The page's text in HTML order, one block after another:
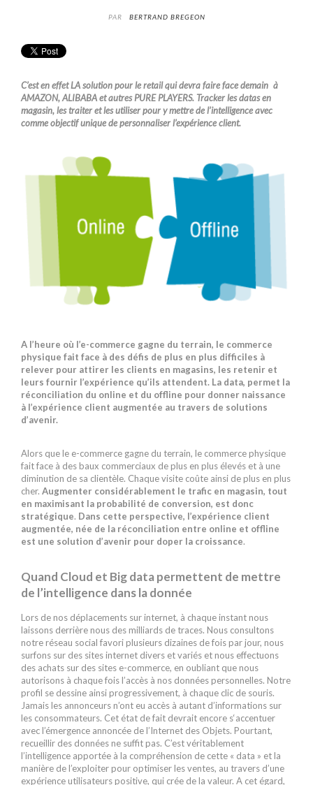
PAR BERTRAND BREGEON
C’est en effet LA solution pour le retail qui devra faire face demain à
AMAZON, ALIBABA et autres PURE PLAYERS. Tracker les datas en
magasin, les traiter et les utiliser pour y mettre de l’intelligence avec
comme objectif unique de personnaliser l’expérience client.
A l’heure où l’e-commerce gagne du terrain, le commerce
physique fait face à des défis de plus en plus difficiles à
relever pour attirer les clients en magasins, les retenir et
leurs fournir l’expérience qu’ils attendent. La data, permet la
réconciliation du online et du offline pour donner naissance
à l’expérience client augmentée au travers de solutions
d’avenir.
Alors que le e-commerce gagne du terrain, le commerce physique
fait face à des baux commerciaux de plus en plus élevés et à une
diminution de sa clientèle. Chaque visite coûte ainsi de plus en plus
cher. Augmenter considérablement le trafic en magasin, tout
en maximisant la probabilité de conversion, est donc
stratégique. Dans cette perspective, l’expérience client
augmentée, née de la réconciliation entre online et offline
est une solution d’avenir pour doper la croissance.
Quand Cloud et Big data permettent de mettre
de l’intelligence dans la donnée
Lors de nos déplacements sur internet, à chaque instant nous
laissons derrière nous des milliards de traces. Nous consultons
notre réseau social favori plusieurs dizaines de fois par jour, nous
surfons sur des sites internet divers et variés et nous effectuons
des achats sur des sites e-commerce, en oubliant que nous
autorisons à chaque fois l’accès à nos données personnelles. Notre
profil se dessine ainsi progressivement, à chaque clic de souris.
Jamais les annonceurs n’ont eu accès à autant d’informations sur
les consommateurs. Cet état de fait devrait encore s‘accentuer
avec l’émergence annoncée de l’Internet des Objets. Pourtant,
recueillir des données ne suffit pas. C’est véritablement
l’intelligence apportée à la compréhension de cette « data » et la
manière de l’exploiter pour optimiser les ventes, au travers d’une
expérience utilisateurs positive, qui crée de la valeur. A cet égard,